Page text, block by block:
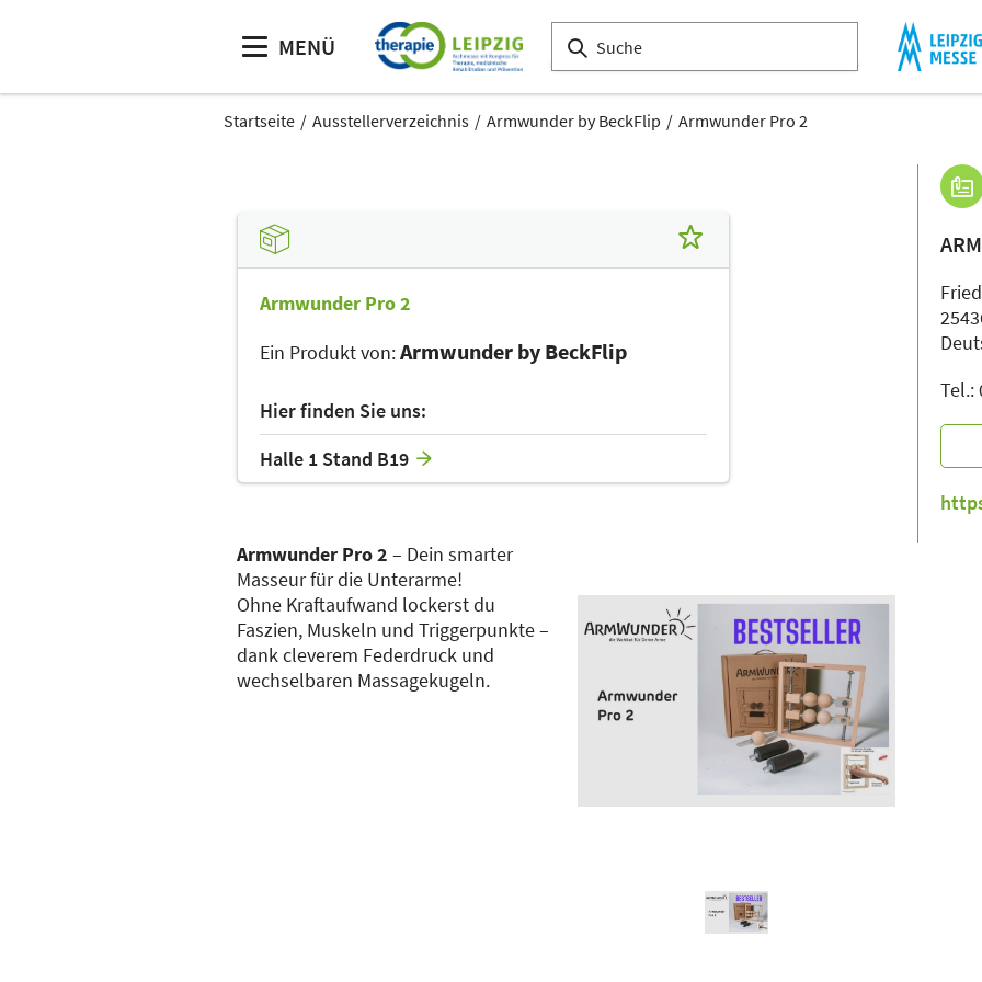
MENÜ
Startseite Ausstellerverzeichnis Armwunder by BeckFlip Armwunder Pro 2
Armwunder Pro 2
Ein Produkt von:Armwunder by BeckFlip
Hier finden Sie uns:
Halle 1 Stand B19
Armwunder Pro 2 – Dein smarter
Masseur für die Unterarme!
Ohne Kraftaufwand lockerst du
Faszien, Muskeln und Triggerpunkte –
dank cleverem Federdruck und
wechselbaren Massagekugeln.
Tel.: